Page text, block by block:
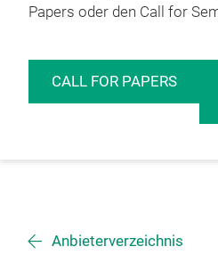
Papers oder den Call for
CALL FOR PAPERS
Anbieterverzeichnis